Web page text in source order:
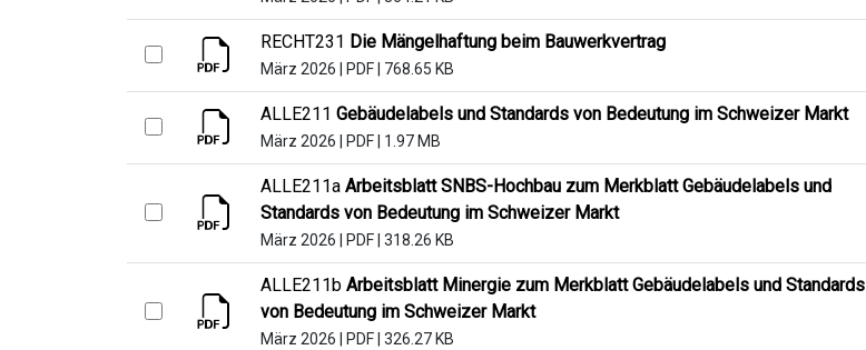
RECHT231 Die Mängelhaftung beim Bauwerkvertrag
März 2026 PDF 768.65 KB
ALLE211 Gebäudelabels und Standards von Bedeutung im Schweizer Markt
März 2026 PDF 1.97 MB
ALLE211a Arbeitsblatt SNBS-Hochbau zum Merkblatt Gebäudelabels und
Standards von Bedeutung im Schweizer Markt
März 2026 PDF 318.26 KB
ALLE211b Arbeitsblatt Minergie zum Merkblatt Gebäudelabels und Standards
von Bedeutung im Schweizer Markt
März 2026 PDF 326.27 KB